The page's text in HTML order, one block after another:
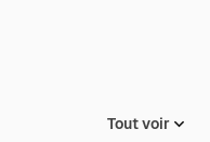
Tout voir